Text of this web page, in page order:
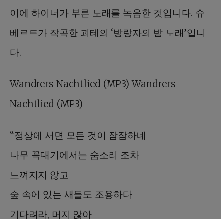
이에 하이너가 부른 노래를 녹음한 것입니다. 슈
베르트가 작곡한 괴테의 ‘방랑자의 밤 노래’입니
다.
Wandrers Nachtlied (MP3) Wandrers
Nachtlied (MP3)
“정상에 서면 모든 것이 잠잠하네
나무 꼭대기에서는 숨소리 조차
느껴지지 않고
숲 속에 있는 새들도 조용하다
기다려라, 머지 않아